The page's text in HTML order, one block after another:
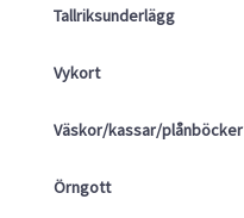
Tallriksunderlägg
Vykort
Väskor/kassar/plånböcker
Örngott